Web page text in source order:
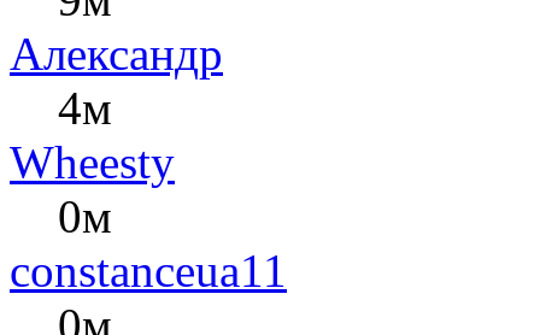
Александр
4м
Wheesty
0м
constanceua11